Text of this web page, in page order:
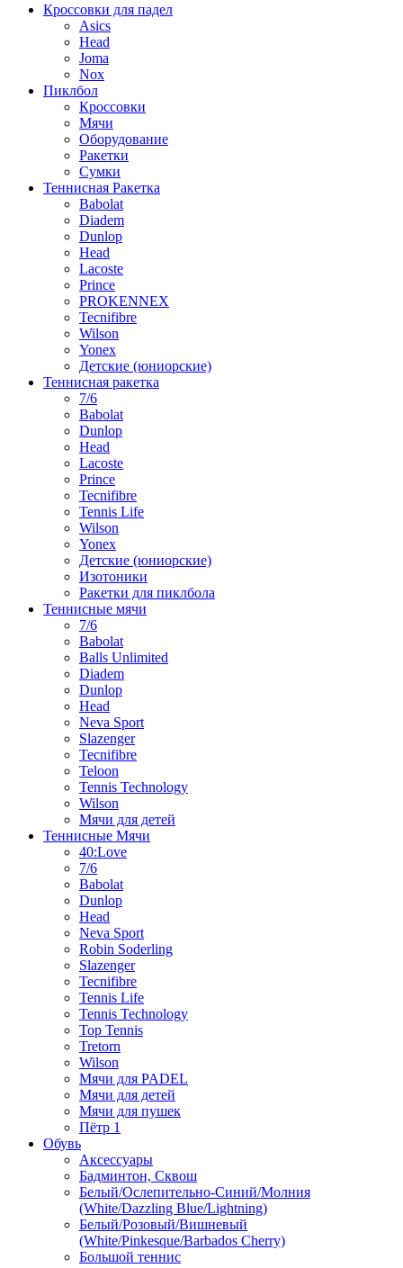
Кроссовки для падел
Asics
Head
Joma
Nox
Пиклбол
Кроссовки
Мячи
Оборудование
Ракетки
Сумки
Теннисная Ракетка
Babolat
Diadem
Dunlop
Head
Lacoste
Prince
PROKENNEX
Tecnifibre
Wilson
Yonex
Детские (юниорские)
Теннисная ракетка
7/6
Babolat
Dunlop
Head
Lacoste
Prince
Tecnifibre
Tennis Life
Wilson
Yonex
Детские (юниорские)
Изотоники
Ракетки для пиклбола
Теннисные мячи
7/6
Babolat
Balls Unlimited
Diadem
Dunlop
Head
Neva Sport
Slazenger
Tecnifibre
Teloon
Tennis Technology
Wilson
Мячи для детей
Теннисные Мячи
40:Love
7/6
Babolat
Dunlop
Head
Neva Sport
Robin Soderling
Slazenger
Tecnifibre
Tennis Life
Tennis Technology
Top Tennis
Tretorn
Wilson
Мячи для PADEL
Мячи для детей
Мячи для пушек
Пётр 1
Обувь
Аксессуары
Бадминтон, Сквош
Белый/Ослепительно-Синий/Молния
(White/Dazzling Blue/Lightning)
Белый/Розовый/Вишневый
(White/Pinkesque/Barbados Cherry)
Большой теннис